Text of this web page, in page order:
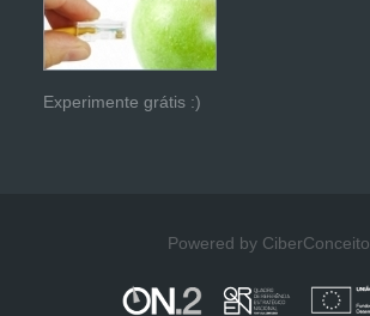
Experimente grátis :)
Powered by CiberConceito